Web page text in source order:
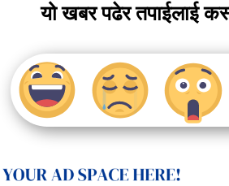
यो खबर पढेर तपाईलाई